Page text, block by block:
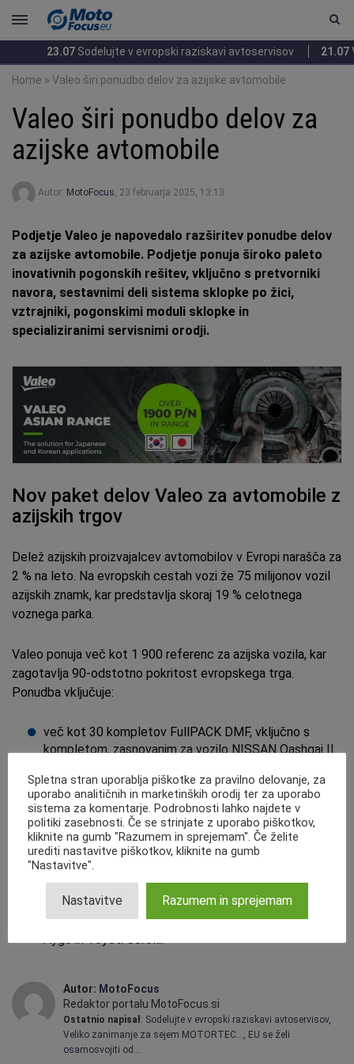
Sodelujte v evropski raziskavi avtoservisov 21.07
Home » Valeo širi ponudbo delov za azijske avtomobile
Valeo širi ponudbo delov za
azijske avtomobile
Autor: MotoFocus, 23 februarja 2025, 13:13
Podjetje Valeo je napovedalo razširitev ponudbe delov
za azijske avtomobile. Podjetje ponuja široko paleto
inovativnih pogonskih rešitev, vključno s pretvorniki
navora, sestavnimi deli sistema sklopke po žici,
vztrajniki, pogonskimi moduli sklopke in
specializiranimi servisnimi orodji.
Nov paket delov Valeo za avtomobile z
azijskih trgov
Delež azijskih proizvajalcev avtomobilov v Evropi narašča za
2 % na leto. Na evropskih cestah vozi že 75 milijonov vozil
azijskih znamk, kar predstavlja skoraj 19 % celotnega
voznega parka.
Valeo ponuja več kot 1 900 referenc za azijska vozila, kar
zagotavlja 90-odstotno pokritost evropskega trga.
Ponudba vključuje:
več kot 30 kompletov FullPACK DMF, vključno s
kompletom, zasnovanim za vozilo NISSAN Qashqai II
tri komplete FullPACK z dvojno suho sklopko, vključno
s kompletom, namenjenim vozilu HYUNDAI Tucson 1.6
T-GDI.
Več kot 67 koles z dvojno maso (DMF), vključno s
tistimi za Hyundai i30 1.6 CRDI.
86 kompletov hidravlične ležajne sklopke, ki ustrezajo
vozilom NISSAN Qashqai II in Toyota Yaris.
653 kompletov običajnih sklopk, ki ustrezajo Toyoti
Aygo in Toyoti Corolli.
Autor: MotoFocus
Redaktor portalu MotoFocus.si
Ostatnio napisał: Sodelujte v evropski raziskavi avtoservisov,
Veliko zanimanje za sejem MOTORTEC…, EU se želi
osamosvojiti od…
Spletna stran uporablja piškotke za pravilno delovanje, za
uporabo analitičnih in marketinških orodij ter za uporabo
sistema za komentarje. Podrobnosti lahko najdete v
politiki zasebnosti. Če se strinjate z uporabo piškotkov,
kliknite na gumb "Razumem in sprejemam". Če želite
urediti nastavitve piškotkov, kliknite na gumb
"Nastavitve".
Nastavitve Razumem in sprejemam